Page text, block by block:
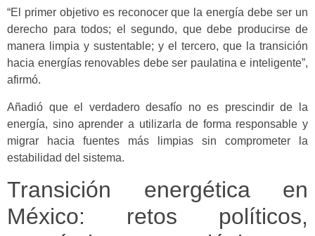
“El primer objetivo es reconocer que la energía debe ser un
derecho para todos; el segundo, que debe producirse de
manera limpia y sustentable; y el tercero, que la transición
hacia energías renovables debe ser paulatina e inteligente”,
afirmó.
Añadió que el verdadero desafío no es prescindir de la
energía, sino aprender a utilizarla de forma responsable y
migrar hacia fuentes más limpias sin comprometer la
estabilidad del sistema.
Transición energética en
México: retos políticos,